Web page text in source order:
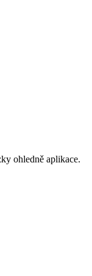
ohledně aplikace.